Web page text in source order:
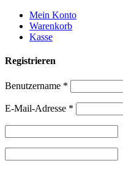
Weiter
zum
Inhalt
Mein Konto
Warenkorb
Kasse
Registrieren
Benutzername *
E-Mail-Adresse *